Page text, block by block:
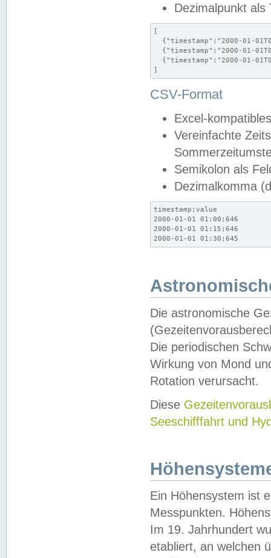
Dezimalpunkt als
[
{"timestamp":"2000-01-
{"timestamp":"2000-01-
{"timestamp":"2000-01-
]
CSV-Format
Excel-
Vereinfachte
Semikolon als
Dezimalkomma
timestamp;value
2000-01-01 01:00;646
2000-01-01 01:15;646
2000-01-01 01:30;645
Die astronomische
Die periodischen
Wirkung von Mond
Rotation verursacht.
Diese
Seeschifffahrt und
Ein Höhensystem ist
Messpunkten.
Im 19. Jahrhundert
etabliert, an welchen